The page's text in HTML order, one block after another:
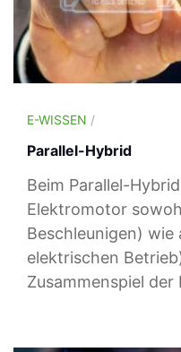
E-WISSEN /
Parallel-Hybrid
Beim Parallel-
Elektromotor
Beschleunigen) wie
elektrischen
Zusammenspiel der